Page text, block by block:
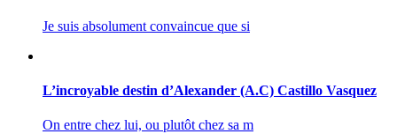
Je suis absolument convaincue que si
L’incroyable destin d’Alexander (A.C) Castillo Vasquez
On entre chez lui, ou plutôt chez sa m